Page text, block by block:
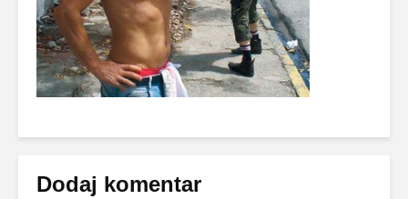
Dodaj komentar